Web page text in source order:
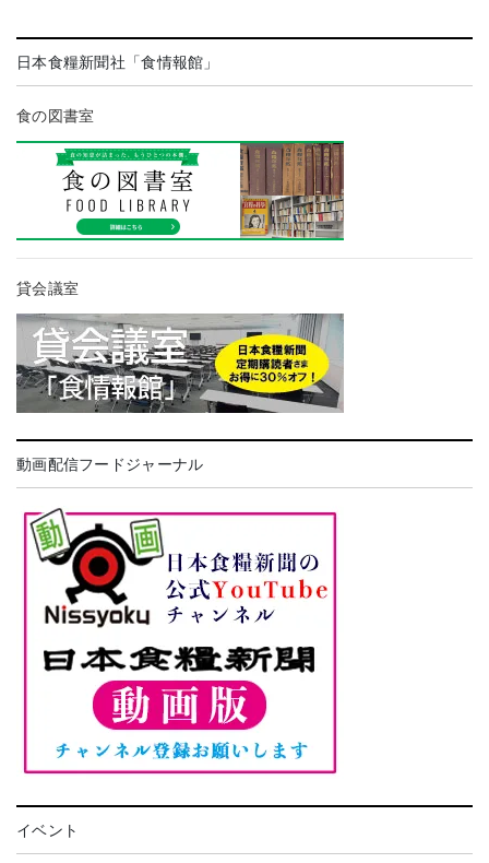
日本食糧新聞社「食情報館」
食の図書室
貸会議室
動画配信フードジャーナル
イベント